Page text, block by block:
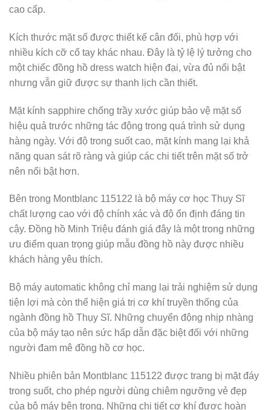
cao cấp.
Kích thước mặt số được thiết kế cân đối, phù hợp với
nhiều kích cỡ cổ tay khác nhau. Đây là tỷ lệ lý tưởng cho
một chiếc đồng hồ dress watch hiện đại, vừa đủ nổi bật
nhưng vẫn giữ được sự thanh lịch cần thiết.
Mặt kính sapphire chống trầy xước giúp bảo vệ mặt số
hiệu quả trước những tác động trong quá trình sử dụng
hàng ngày. Với độ trong suốt cao, mặt kính mang lại khả
năng quan sát rõ ràng và giúp các chi tiết trên mặt số trở
nên nổi bật hơn.
Bên trong Montblanc 115122 là bộ máy cơ học Thụy Sĩ
chất lượng cao với độ chính xác và độ ổn định đáng tin
cậy. Đồng hồ Minh Triệu đánh giá đây là một trong những
ưu điểm quan trọng giúp mẫu đồng hồ này được nhiều
khách hàng yêu thích.
Bộ máy automatic không chỉ mang lại trải nghiệm sử dụng
tiện lợi mà còn thể hiện giá trị cơ khí truyền thống của
ngành đồng hồ Thụy Sĩ. Những chuyển động nhịp nhàng
của bộ máy tạo nên sức hấp dẫn đặc biệt đối với những
người đam mê đồng hồ cơ học.
Nhiều phiên bản Montblanc 115122 được trang bị mặt đáy
trong suốt, cho phép người dùng chiêm ngưỡng vẻ đẹp
của bộ máy bên trong. Những chi tiết cơ khí được hoàn